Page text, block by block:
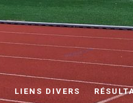
LIENS DIVERS